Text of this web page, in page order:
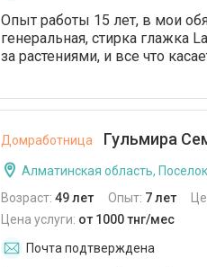
Опыт работы 15 лет, в мои
генеральная, стирка глажка
за растениями, и все что
Домработница Гульмира
Алматинская область,
Возраст: 49 лет Опыт: 7 лет
Цена услуги: от 1000 тнг/мес
Почта подтверждена